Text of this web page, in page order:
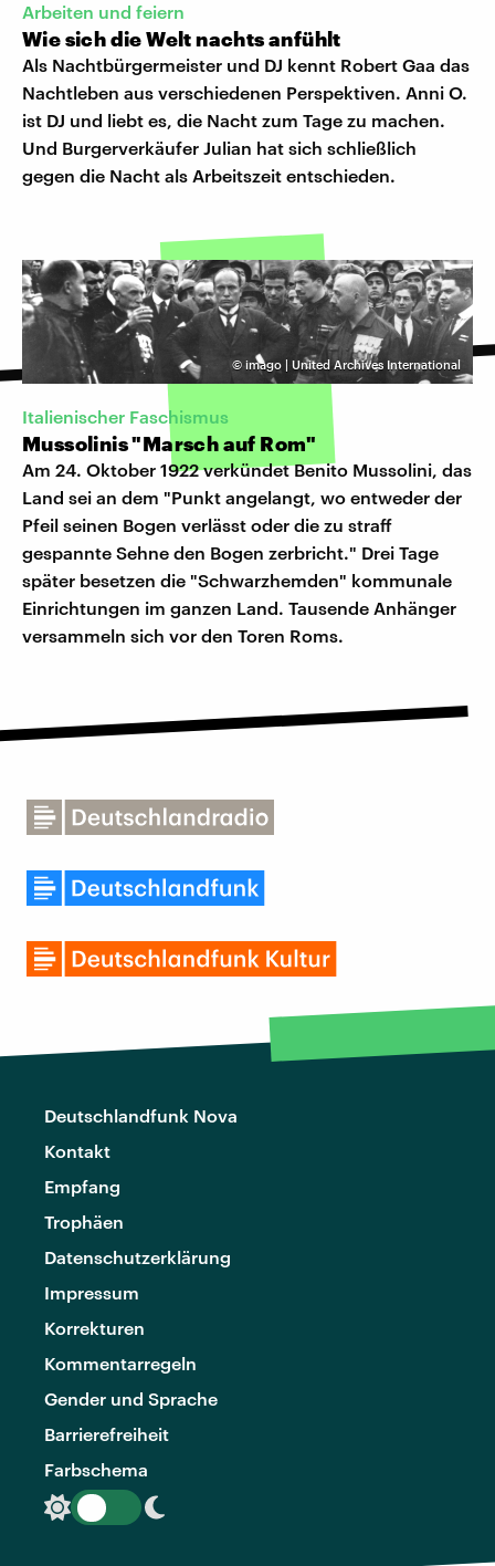
Arbeiten und feiern
Wie sich die Welt nachts anfühlt
Als Nachtbürgermeister und DJ kennt Robert Gaa das
Nachtleben aus verschiedenen Perspektiven. Anni O.
ist DJ und liebt es, die Nacht zum Tage zu machen.
Und Burgerverkäufer Julian hat sich schließlich
gegen die Nacht als Arbeitszeit entschieden.
© imago | United Archives International
Italienischer Faschismus
Mussolinis "Marsch auf Rom"
Am 24. Oktober 1922 verkündet Benito Mussolini, das
Land sei an dem "Punkt angelangt, wo entweder der
Pfeil seinen Bogen verlässt oder die zu straff
gespannte Sehne den Bogen zerbricht." Drei Tage
später besetzen die "Schwarzhemden" kommunale
Einrichtungen im ganzen Land. Tausende Anhänger
versammeln sich vor den Toren Roms.
Deutschlandfunk Nova
Kontakt
Empfang
Trophäen
Datenschutzerklärung
Impressum
Korrekturen
Kommentarregeln
Gender und Sprache
Barrierefreiheit
Farbschema